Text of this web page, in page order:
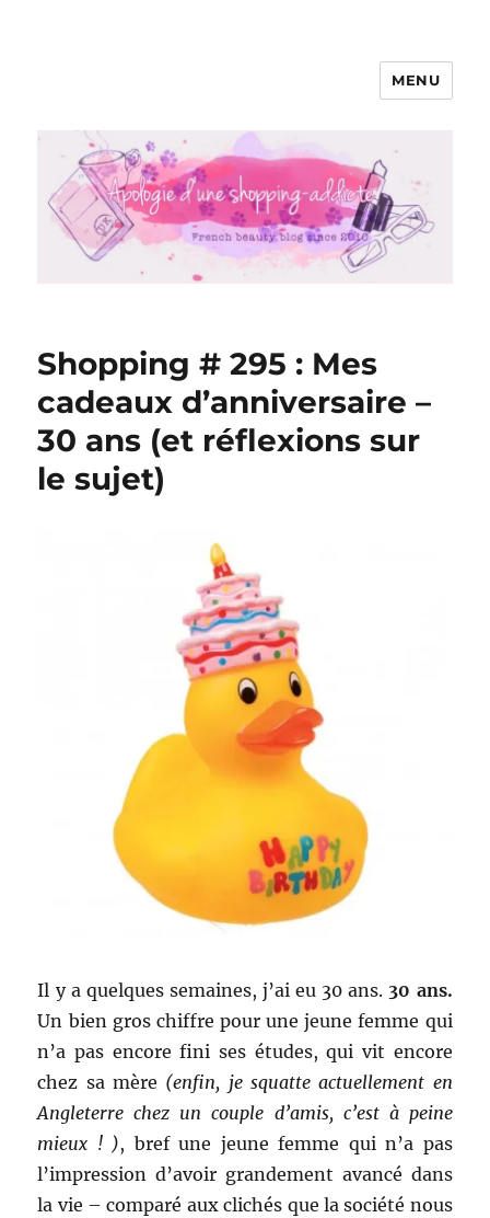
Apologie d'une Shopping-addicte
MENU
Shopping # 295 : Mes
cadeaux d’anniversaire –
30 ans (et réflexions sur
le sujet)
Il y a quelques semaines, j’ai eu 30 ans. 30 ans.
Un bien gros chiffre pour une jeune femme qui
n’a pas encore fini ses études, qui vit encore
chez sa mère (enfin, je squatte actuellement en
Angleterre chez un couple d’amis, c’est à peine
mieux ! ), bref une jeune femme qui n’a pas
l’impression d’avoir grandement avancé dans
la vie – comparé aux clichés que la société nous